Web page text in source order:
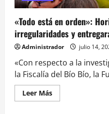
«Todo está en orden»:
irregularidades y
Administrador julio 14,
«Con respecto a la
la Fiscalía del Bío Bío, la
Leer MásLeer
más